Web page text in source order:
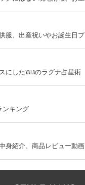
服、出産祝いやお誕生日プ
にしたYATAのラグナ占星術
ンキング
身紹介、商品レビュー動画